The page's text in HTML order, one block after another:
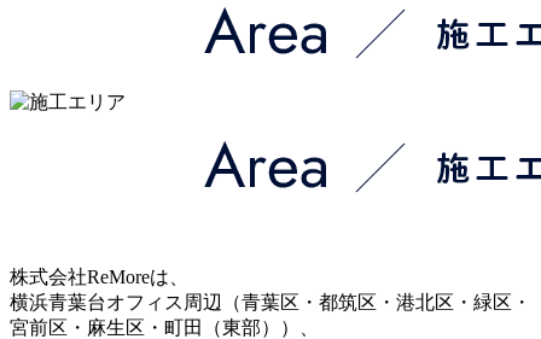
株式会社ReMoreは、
横浜青葉台オフィス周辺（青葉区・都筑区・港北区・緑区・
宮前区・麻生区・町田（東部））、